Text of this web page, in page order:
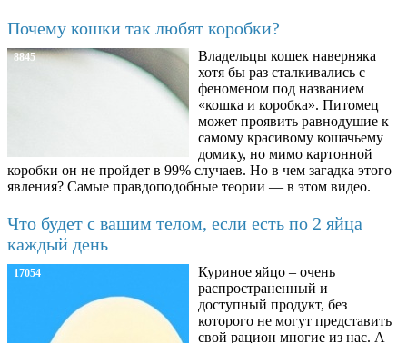
Почему кошки так любят коробки?
8845
Владельцы кошек наверняка
хотя бы раз сталкивались с
феноменом под названием
«кошка и коробка». Питомец
может проявить равнодушие к
самому красивому кошачьему
домику, но мимо картонной
коробки он не пройдет в 99% случаев. Но в чем загадка этого
явления? Самые правдоподобные теории — в этом видео.
Что будет с вашим телом, если есть по 2 яйца
каждый день
17054
Куриное яйцо – очень
распространенный и
доступный продукт, без
которого не могут представить
свой рацион многие из нас. А